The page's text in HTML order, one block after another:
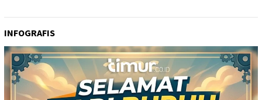
INFOGRAFIS